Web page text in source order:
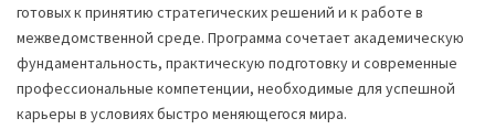
готовых к принятию стратегических решений и к работе в
межведомственной среде. Программа сочетает академическую
фундаментальность, практическую подготовку и современные
профессиональные компетенции, необходимые для успешной
карьеры в условиях быстро меняющегося мира.